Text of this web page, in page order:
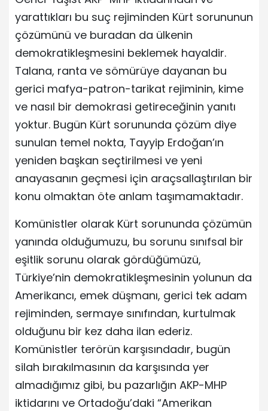
yarattıkları bu suç rejiminden Kürt sorununun
çözümünü ve buradan da ülkenin
demokratikleşmesini beklemek hayaldir.
Talana, ranta ve sömürüye dayanan bu
gerici mafya-patron-tarikat rejiminin, kime
ve nasıl bir demokrasi getireceğinin yanıtı
yoktur. Bugün Kürt sorununda çözüm diye
sunulan temel nokta, Tayyip Erdoğan’ın
yeniden başkan seçtirilmesi ve yeni
anayasanın geçmesi için araçsallaştırılan bir
konu olmaktan öte anlam taşımamaktadır.
Komünistler olarak Kürt sorununda çözümün
yanında olduğumuzu, bu sorunu sınıfsal bir
eşitlik sorunu olarak gördüğümüzü,
Türkiye’nin demokratikleşmesinin yolunun da
Amerikancı, emek düşmanı, gerici tek adam
rejiminden, sermaye sınıfından, kurtulmak
olduğunu bir kez daha ilan ederiz.
Komünistler terörün karşısındadır, bugün
silah bırakılmasının da karşısında yer
almadığımız gibi, bu pazarlığın AKP-MHP
iktidarını ve Ortadoğu’daki “Amerikan